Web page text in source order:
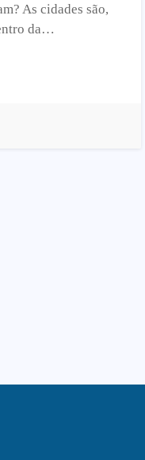
As cidades são,
da…